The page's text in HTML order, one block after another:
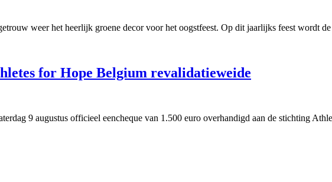
weer het heerlijk groene decor voor het oogstfeest. Op dit jaarlijks feest wordt
for Hope Belgium revalidatieweide
9 augustus officieel eencheque van 1.500 euro overhandigd aan de stichting